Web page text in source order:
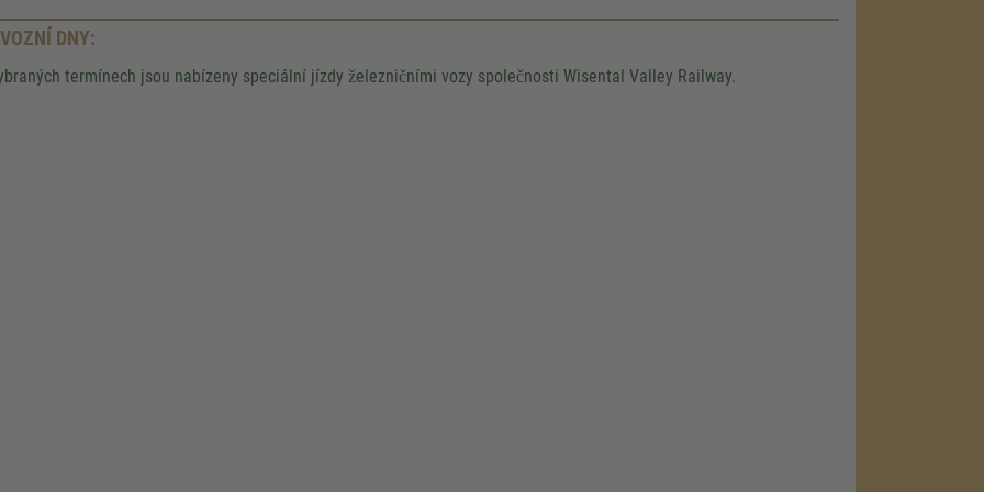
DNY:
termínech jsou nabízeny speciální jízdy železničními vozy společnosti Wisental Valley Railway.